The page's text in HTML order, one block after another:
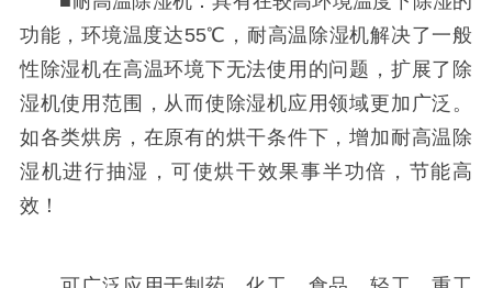
功能，环境温度达55℃，耐高温除湿机解决了一般
性除湿机在高温环境下无法使用的问题，扩展了除
湿机使用范围，从而使除湿机应用领域更加广泛。
如各类烘房，在原有的烘干条件下，增加耐高温除
湿机进行抽湿，可使烘干效果事半功倍，节能高
效！